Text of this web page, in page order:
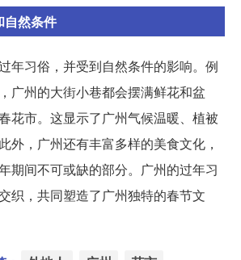
自然条件
年习俗，并受到自然条件的影响。例
广州的大街小巷都会摆满鲜花和盆
花市。这显示了广州气候温暖、植被
外，广州还有丰富多样的美食文化，
期间不可或缺的部分。广州的过年习
织，共同塑造了广州独特的春节文